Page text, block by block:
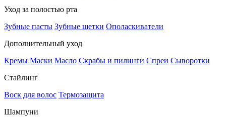
Уход за полостью рта
Зубные пасты Зубные щетки Ополаскиватели
Дополнительный уход
Кремы Маски Масло Скрабы и пилинги Спреи Сыворотки
Стайлинг
Воск для волос Термозащита
Шампуни